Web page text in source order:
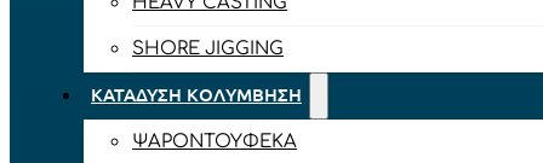
SHORE JIGGING
ΚΑΤΆΔΥΣΗ ΚΟΛΎΜΒΗΣΗ
ΨΑΡΟΝΤΟΎΦΕΚΑ